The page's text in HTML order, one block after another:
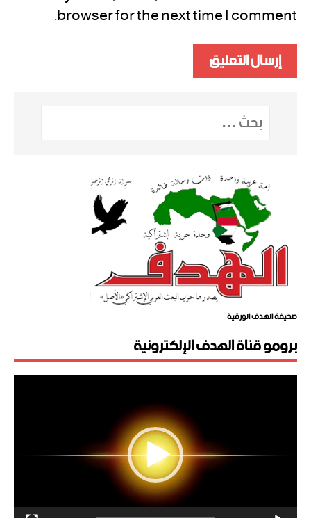
browser for the next time I comment.
صحيفة الهدف الورقية
برومو قناة الهدف الإلكترونية
مشغل